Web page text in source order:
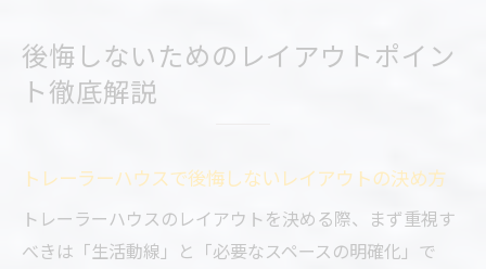
後悔しないためのレイアウトポイン
ト徹底解説
トレーラーハウスで後悔しないレイアウトの決め方
トレーラーハウスのレイアウトを決める際、まず重視す
べきは「生活動線」と「必要なスペースの明確化」で